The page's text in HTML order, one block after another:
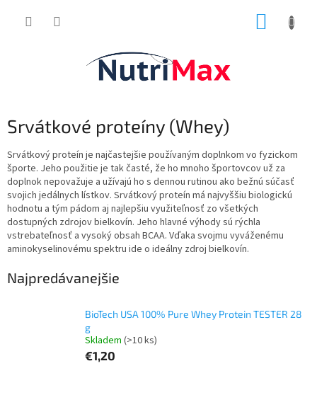
Srvátkové proteíny (Whey)
Srvátkový proteín je najčastejšie používaným doplnkom vo fyzickom
športe. Jeho použitie je tak časté, že ho mnoho športovcov už za
doplnok nepovažuje a užívajú ho s dennou rutinou ako bežnú súčasť
svojich jedálnych lístkov. Srvátkový proteín má najvyššiu biologickú
hodnotu a tým pádom aj najlepšiu využiteľnosť zo všetkých
dostupných zdrojov bielkovín. Jeho hlavné výhody sú rýchla
vstrebateľnosť a vysoký obsah BCAA. Vďaka svojmu vyváženému
aminokyselinovému spektru ide o ideálny zdroj bielkovín.
Najpredávanejšie
BioTech USA 100% Pure Whey Protein TESTER 28
g
Skladem (>10 ks)
€1,20